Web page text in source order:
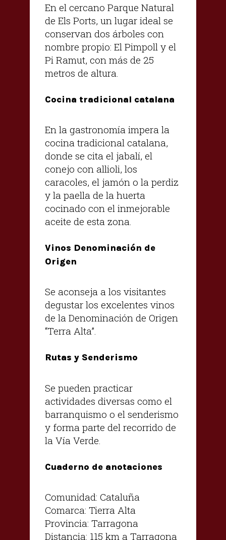
En el cercano Parque Natural
de Els Ports, un lugar ideal se
conservan dos árboles con
nombre propio: El Pimpoll y el
Pi Ramut, con más de 25
metros de altura.
Cocina tradicional catalana
En la gastronomía impera la
cocina tradicional catalana,
donde se cita el jabalí, el
conejo con allioli, los
caracoles, el jamón o la perdiz
y la paella de la huerta
cocinado con el inmejorable
aceite de esta zona.
Vinos Denominación de
Origen
Se aconseja a los visitantes
degustar los excelentes vinos
de la Denominación de Origen
“Terra Alta”.
Rutas y Senderismo
Se pueden practicar
actividades diversas como el
barranquismo o el senderismo
y forma parte del recorrido de
la Vía Verde.
Cuaderno de anotaciones
Comunidad: Cataluña
Comarca: Tierra Alta
Provincia: Tarragona
Distancia: 115 km a Tarragona